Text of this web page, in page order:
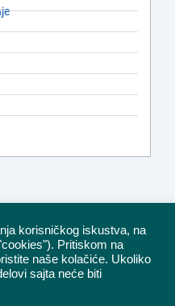
korisničkog iskustva, na
Pritiskom na
naše kolačiće. Ukoliko
sajta neće biti